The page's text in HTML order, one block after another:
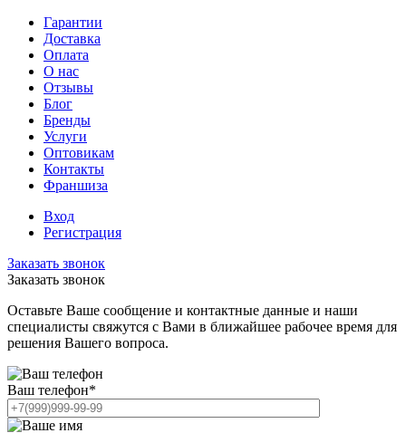
Гарантии
Доставка
Оплата
О нас
Отзывы
Блог
Бренды
Услуги
Оптовикам
Контакты
Франшиза
Вход
Регистрация
Заказать звонок
Заказать звонок
Оставьте Ваше сообщение и контактные данные и наши
специалисты свяжутся с Вами в ближайшее рабочее время для
решения Вашего вопроса.
Ваш телефон*